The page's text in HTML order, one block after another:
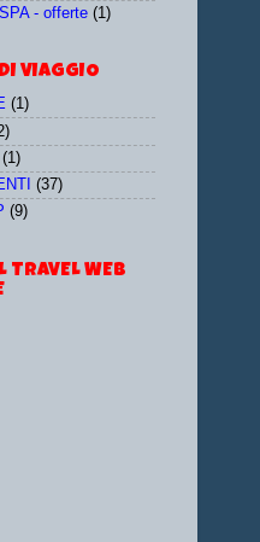
- offerte (1)
VIAGGIO
(1)
(1)
(37)
(9)
TRAVEL WEB